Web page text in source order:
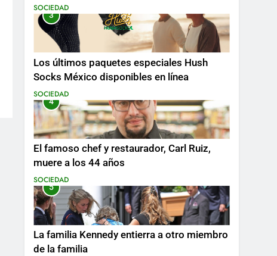
SOCIEDAD
3
Los últimos paquetes especiales Hush
Socks México disponibles en línea
SOCIEDAD
4
El famoso chef y restaurador, Carl Ruiz,
muere a los 44 años
SOCIEDAD
5
La familia Kennedy entierra a otro miembro
de la familia